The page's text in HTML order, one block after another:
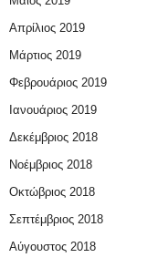
Απρίλιος 2019
Μάρτιος 2019
Φεβρουάριος 2019
Ιανουάριος 2019
Δεκέμβριος 2018
Νοέμβριος 2018
Οκτώβριος 2018
Σεπτέμβριος 2018
Αύγουστος 2018